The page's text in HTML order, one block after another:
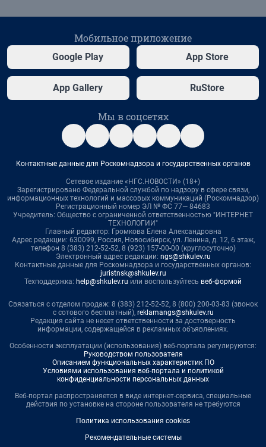
Мобильное приложение
Google Play App Store
App Gallery RuStore
Мы в соцсетях
Контактные данные для Роскомнадзора и государственных органов
Сетевое издание «НГС.НОВОСТИ» (18+)
Зарегистрировано Федеральной службой по надзору в сфере связи,
информационных технологий и массовых коммуникаций (Роскомнадзор)
Регистрационный номер ЭЛ № ФС 77— 84683
Учредитель: Общество с ограниченной ответственностью "ИНТЕРНЕТ
ТЕХНОЛОГИИ"
Главный редактор: Громкова Елена Александровна
Адрес редакции: 630099, Россия, Новосибирск, ул. Ленина, д. 12, 6 этаж,
телефон 8 (383) 212-52-52, 8 (923) 157-00-00 (круглосуточно)
Электронный адрес редакции: ngs@shkulev.ru
Контактные данные для Роскомнадзора и государственных органов:
juristnsk@shkulev.ru
Техподдержка: help@shkulev.ru или воспользуйтесь веб-формой
Связаться с отделом продаж: 8 (383) 212-52-52, 8 (800) 200-03-83 (звонок
с сотового бесплатный), reklamangs@shkulev.ru
Редакция сайта не несет ответственности за достоверность
информации, содержащейся в рекламных объявлениях.
Особенности эксплуатации (использования) веб-портала регулируются:
Руководством пользователя
Описанием функциональных характеристик ПО
Условиями использования веб-портала и политикой
конфиденциальности персональных данных
Веб-портал распространяется в виде интернет-сервиса, специальные
действия по установке на стороне пользователя не требуются
Политика использования cookies
Рекомендательные системы